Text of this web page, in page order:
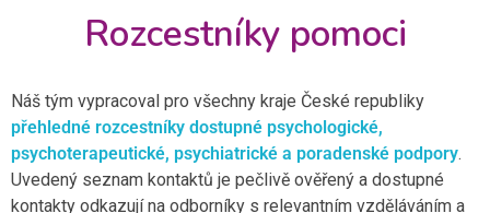
Rozcestníky pomoci
Náš tým vypracoval pro všechny kraje České republiky
přehledné rozcestníky dostupné psychologické,
psychoterapeutické, psychiatrické a poradenské podpory.
Uvedený seznam kontaktů je pečlivě ověřený a dostupné
kontakty odkazují na odborníky s relevantním vzděláváním a